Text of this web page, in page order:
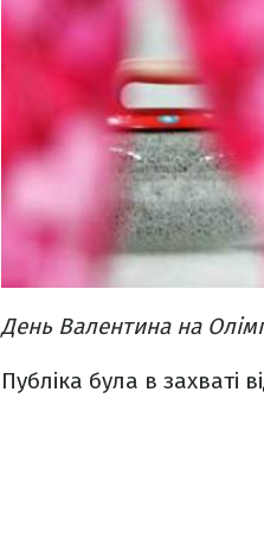
День Валентина на
Публіка була в захваті